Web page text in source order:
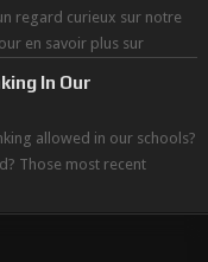
regard curieux sur notre
en savoir plus sur
In Our
allowed in our schools?
Those most recent